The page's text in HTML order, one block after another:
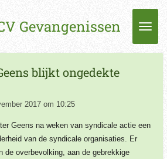
Gevangenissen
blijkt ongedekte
2017 om 10:25
Geens na weken van syndicale actie een
van de syndicale organisaties. Er
de overbevolking, aan de gebrekkige